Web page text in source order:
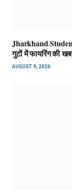
Jharkhand
गुटों में फायरिंग की
AUGUST 9, 2026